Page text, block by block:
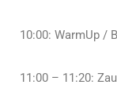
10:00: WarmUp /
11:00 – 11:20: